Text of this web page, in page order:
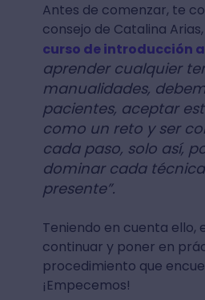
Antes de comenzar, te
consejo de Catalina
curso de introducción
aprender cualquier
manualidades,
pacientes, aceptar
como un reto y ser
cada paso, solo así,
dominar cada
presente”.
Teniendo en cuenta ello,
continuar y poner en
procedimiento que
¡Empecemos!